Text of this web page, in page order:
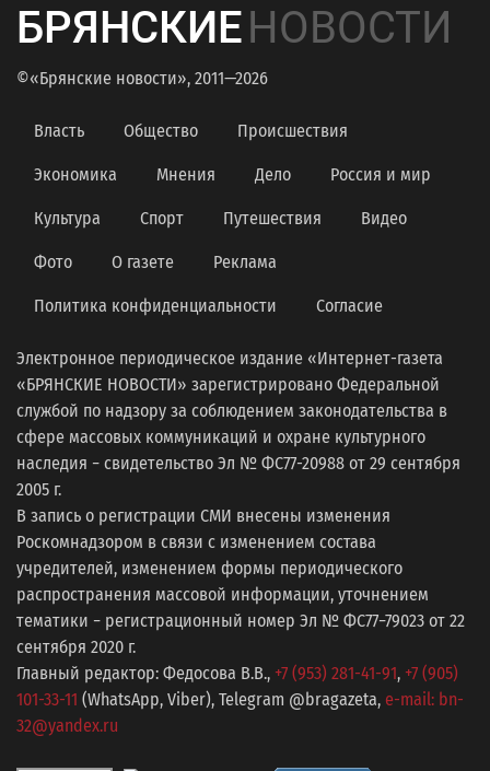
БРЯНСКИЕНОВОСТИ
©«Брянские новости», 2011—2026
Власть Общество Происшествия
Экономика Мнения Дело Россия и мир
Культура Спорт Путешествия Видео
Фото О газете Реклама
Политика конфиденциальности Согласие
Электронное периодическое издание «Интернет-газета
«БРЯНСКИЕ НОВОСТИ» зарегистрировано Федеральной
службой по надзору за соблюдением законодательства в
сфере массовых коммуникаций и охране культурного
наследия − свидетельство Эл № ФС77-20988 от 29 сентября
2005 г.
В запись о регистрации СМИ внесены изменения
Роскомнадзором в связи с изменением состава
учредителей, изменением формы периодического
распространения массовой информации, уточнением
тематики − регистрационный номер Эл № ФС77−79023 от 22
сентября 2020 г.
Главный редактор: Федосова В.В., +7 (953) 281-41-91, +7 (905)
101-33-11 (WhatsApp, Viber), Telegram @bragazeta, e-mail: bn-
32@yandex.ru